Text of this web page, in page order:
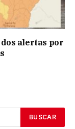
alertas por